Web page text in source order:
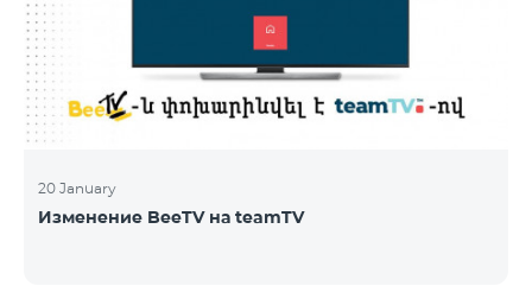
20 January
Изменение BeeTV на teamTV